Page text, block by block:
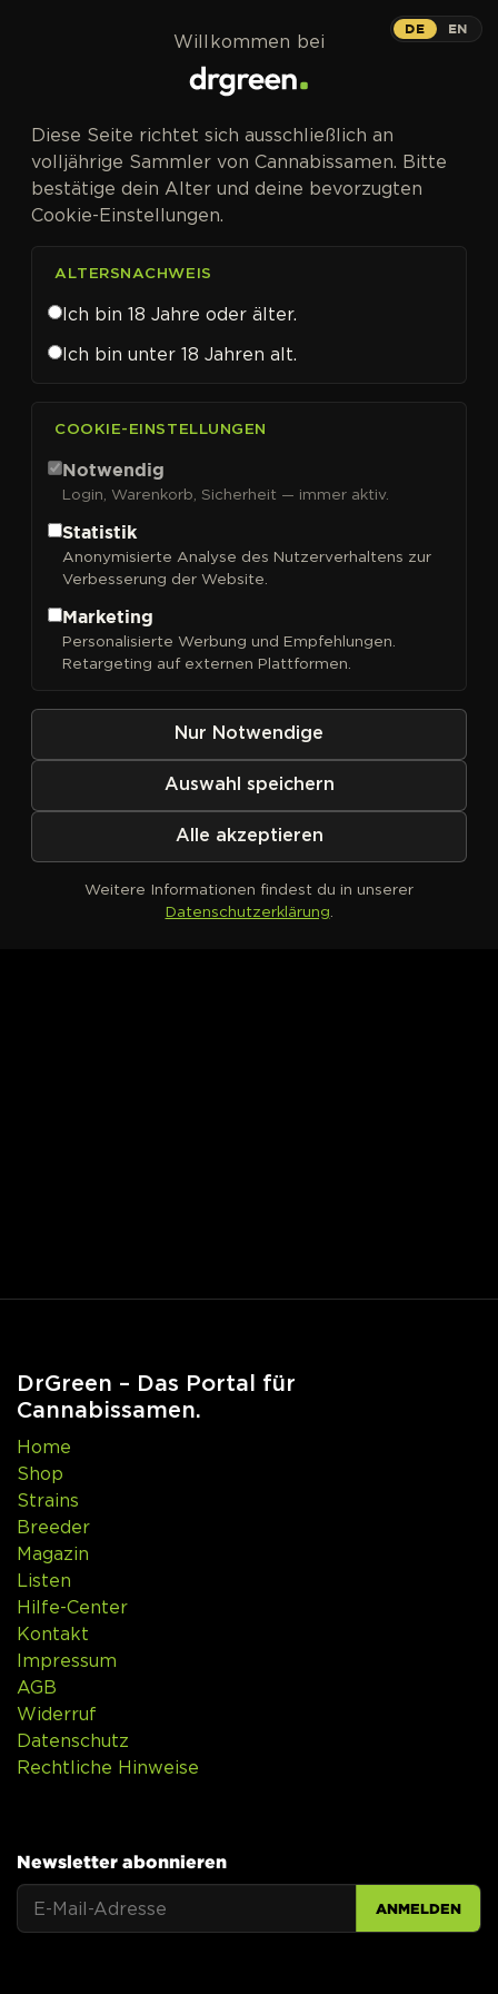
Expert Seeds
Sortieren nach
Kein Produkt definiert
DrGreen – Das Portal für
Cannabissamen.
Home
Shop
Strains
Breeder
Magazin
Listen
Hilfe-Center
Kontakt
Impressum
AGB
Widerruf
Datenschutz
Rechtliche Hinweise
Newsletter abonnieren
ANMELDEN
DE EN
Willkommen bei
Diese Seite richtet sich ausschließlich an
volljährige Sammler von Cannabissamen. Bitte
bestätige dein Alter und deine bevorzugten
Cookie-Einstellungen.
ALTERSNACHWEIS
Ich bin 18 Jahre oder älter.
Ich bin unter 18 Jahren alt.
COOKIE-EINSTELLUNGEN
Notwendig
Login, Warenkorb, Sicherheit — immer aktiv.
Statistik
Anonymisierte Analyse des Nutzerverhaltens zur
Verbesserung der Website.
Marketing
Personalisierte Werbung und Empfehlungen.
Retargeting auf externen Plattformen.
Nur Notwendige
Auswahl speichern
Alle akzeptieren
Weitere Informationen findest du in unserer
Datenschutzerklärung